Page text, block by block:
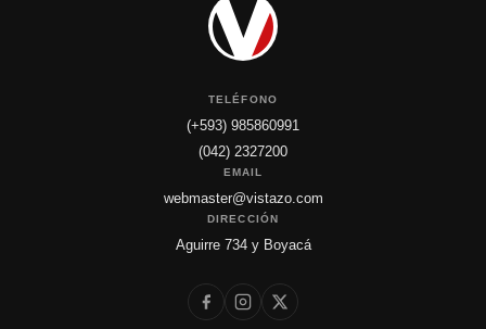
TELÉFONO
(+593) 985860991
(042) 2327200
EMAIL
webmaster@vistazo.com
DIRECCIÓN
Aguirre 734 y Boyacá